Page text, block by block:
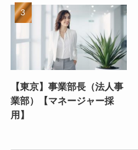
【東京】事業部長（法人事
業部）【マネージャー採
用】